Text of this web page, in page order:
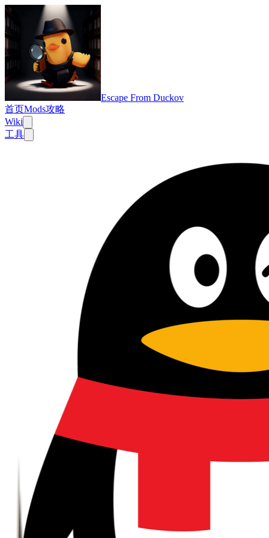
Escape From Duckov
首页Mods攻略
Wiki
工具